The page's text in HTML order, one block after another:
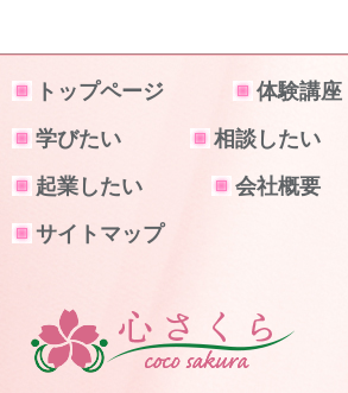
トップページ
体験講座
学びたい
相談したい
起業したい
会社概要
サイトマップ